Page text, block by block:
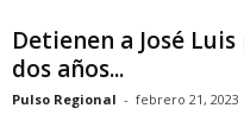
Detienen a José
dos años...
Pulso Regional - febrero 21, 2023